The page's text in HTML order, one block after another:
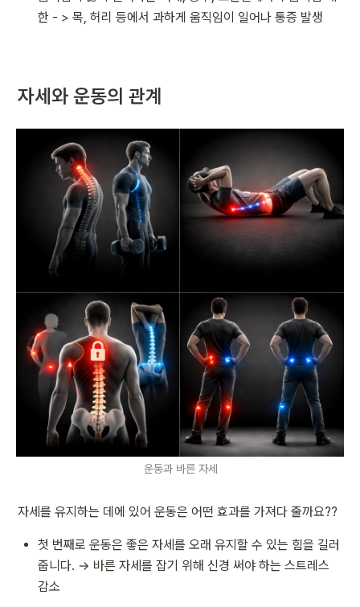
한 - > 목, 허리 등에서 과하게 움직임이 일어나 통증 발생
자세와 운동의 관계
운동과 바른 자세
자세를 유지하는 데에 있어 운동은 어떤 효과를 가져다 줄까요??
첫 번째로 운동은 좋은 자세를 오래 유지할 수 있는 힘을 길러
줍니다. → 바른 자세를 잡기 위해 신경 써야 하는 스트레스
감소